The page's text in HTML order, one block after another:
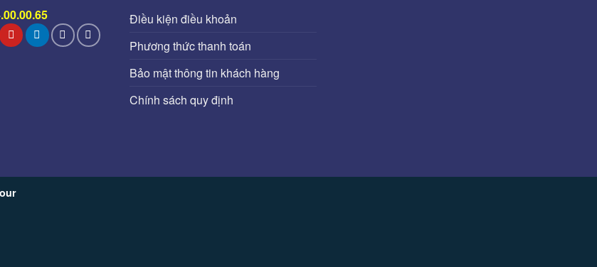
Điều kiện điều khoản
Phương thức thanh toán
Bảo mật thông tin khách hàng
Chính sách quy định